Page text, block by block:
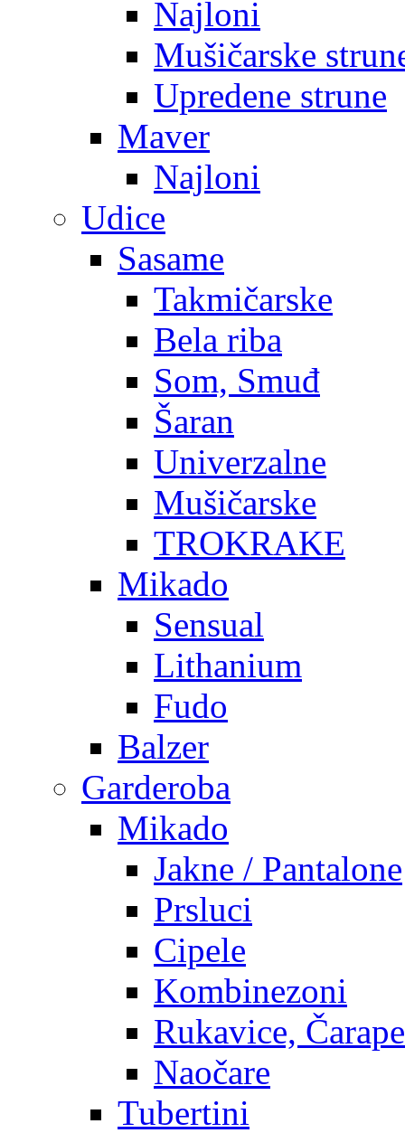
Najloni
Mušičarske
Upredene strune
Maver
Najloni
Udice
Sasame
Takmičarske
Bela riba
Som, Smuđ
Šaran
Univerzalne
Mušičarske
TROKRAKE
Mikado
Sensual
Lithanium
Fudo
Balzer
Garderoba
Mikado
Jakne / Pantalone
Prsluci
Cipele
Kombinezoni
Rukavice, Čarape
Naočare
Tubertini